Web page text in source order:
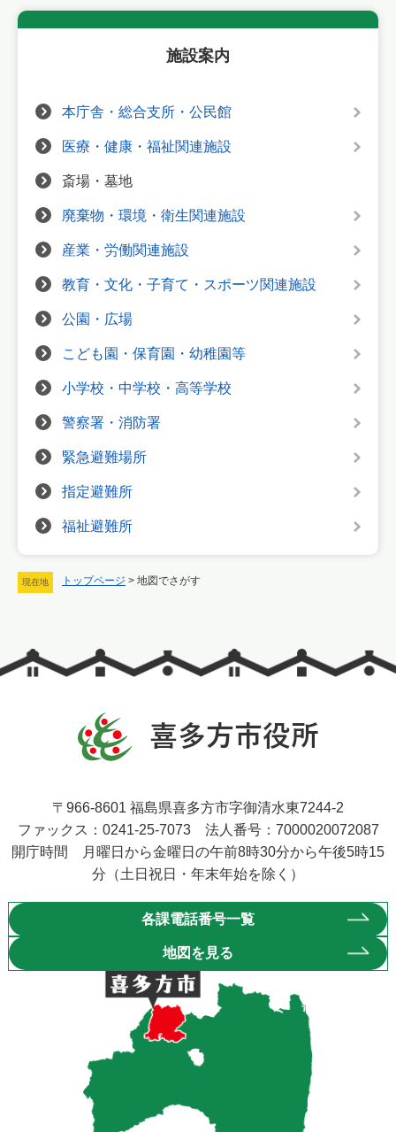
現在地 トップページ > 地図でさがす
施設案内
本庁舎・総合支所・公民館
医療・健康・福祉関連施設
斎場・墓地
廃棄物・環境・衛生関連施設
産業・労働関連施設
教育・文化・子育て・スポーツ関連施設
公園・広場
こども園・保育園・幼稚園等
小学校・中学校・高等学校
警察署・消防署
緊急避難場所
指定避難所
福祉避難所
〒966-8601 福島県喜多方市字御清水東7244-2
ファックス：0241-25-7073 法人番号：7000020072087
開庁時間 月曜日から金曜日の午前8時30分から午後5時15
分（土日祝日・年末年始を除く）
各課電話番号一覧
地図を見る